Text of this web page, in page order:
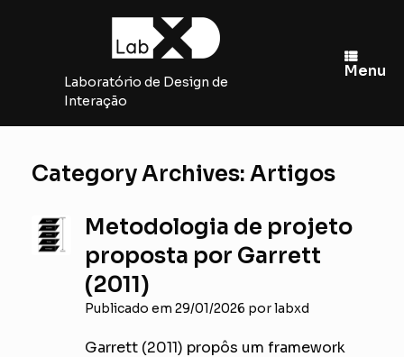
Laboratório de Design de
Interação
Menu
Category Archives: Artigos
Metodologia de projeto
proposta por Garrett
(2011)
Publicado em 29/01/2026 porlabxd
Garrett (2011) propôs um framework